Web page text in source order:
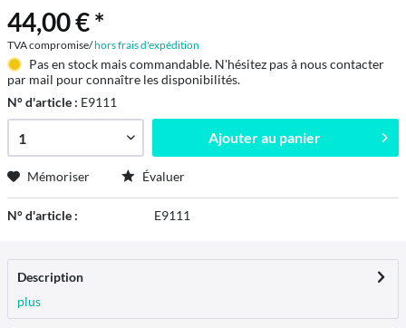
44,00 € *
TVA compromise/hors frais d'expédition
Pas en stock mais commandable. N'hésitez pas à nous contacter
par mail pour connaître les disponibilités.
N° d'article : E9111
Ajouter au panier
Mémoriser Évaluer
N° d'article : E9111
Description
plus